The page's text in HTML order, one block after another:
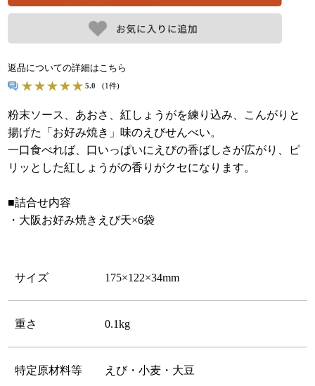
返品についての詳細はこちら
5.0 (1件)
粉末ソース、あおさ、紅しょうがを練り込み、こんがりと
揚げた「お好み焼き」味のえびせんべい。
一口食べれば、口いっぱいにえびの香ばしさが広がり、ピ
リッとした紅しょうがの香りがクセになります。
■詰合せ内容
・大阪お好み焼きえび天×6袋
サイズ 175×122×34mm
重さ 0.1kg
特定原材料等 えび・小麦・大豆